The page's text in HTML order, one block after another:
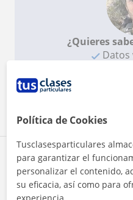
¿Quieres
Datos
Zona de Jordi
Localidades a las que se
Política de Cookies
Tusclasesparticulares
para garantizar el
personalizar el contenido,
su eficacia, así como para
experiencia.